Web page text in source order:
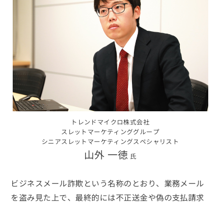
トレンドマイクロ株式会社
スレットマーケティンググループ
シニアスレットマーケティングスペシャリスト
山外 一徳 氏
ビジネスメール詐欺という名称のとおり、業務メール
を盗み見た上で、最終的には不正送金や偽の支払請求